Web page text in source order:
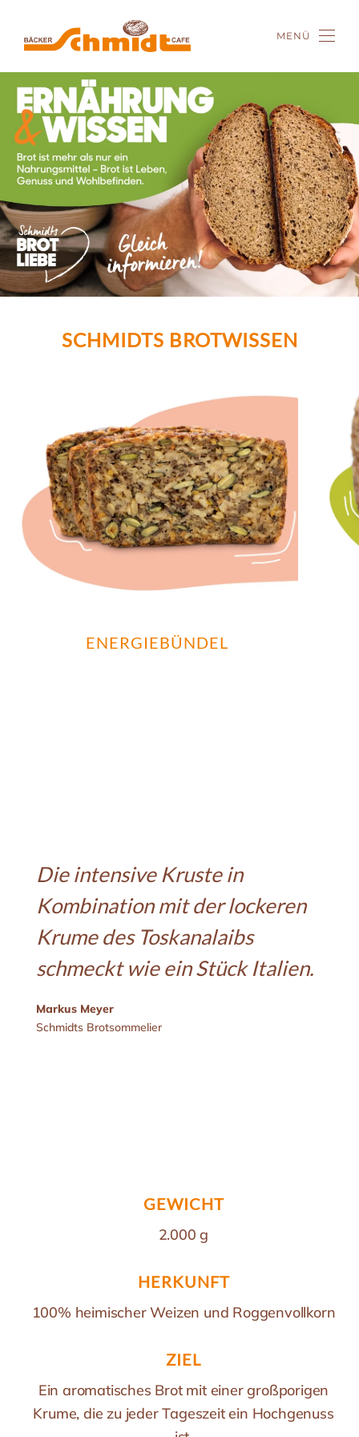
Zum Hauptinhalt springen
MENÜ
SCHMIDTS BROTWISSEN
ENERGIEBÜNDEL
Die intensive Kruste in
Kombination mit der lockeren
Krume des Toskanalaibs
schmeckt wie ein Stück Italien.
Markus Meyer
Schmidts Brotsommelier
GEWICHT
2.000 g
HERKUNFT
100% heimischer Weizen und Roggenvollkorn
ZIEL
Ein aromatisches Brot mit einer großporigen
Krume, die zu jeder Tageszeit ein Hochgenuss